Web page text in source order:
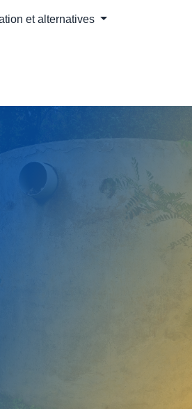
et alternatives